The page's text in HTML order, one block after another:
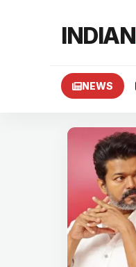
INDIAN
NEWS